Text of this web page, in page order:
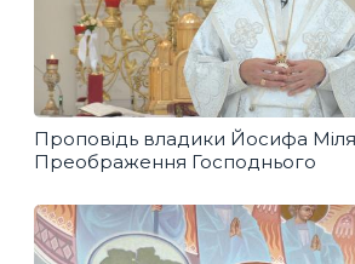
Проповідь владики Йосифа
Преображення Господнього